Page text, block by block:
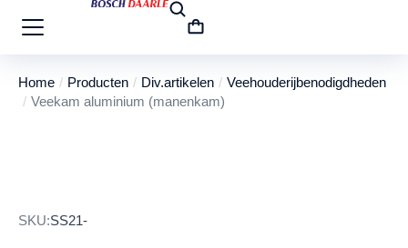
Je bent hier:
Home Producten Div.artikelen
Veehouderijbenodigdheden
Veekam aluminium (manenkam)
SKU:SS21-